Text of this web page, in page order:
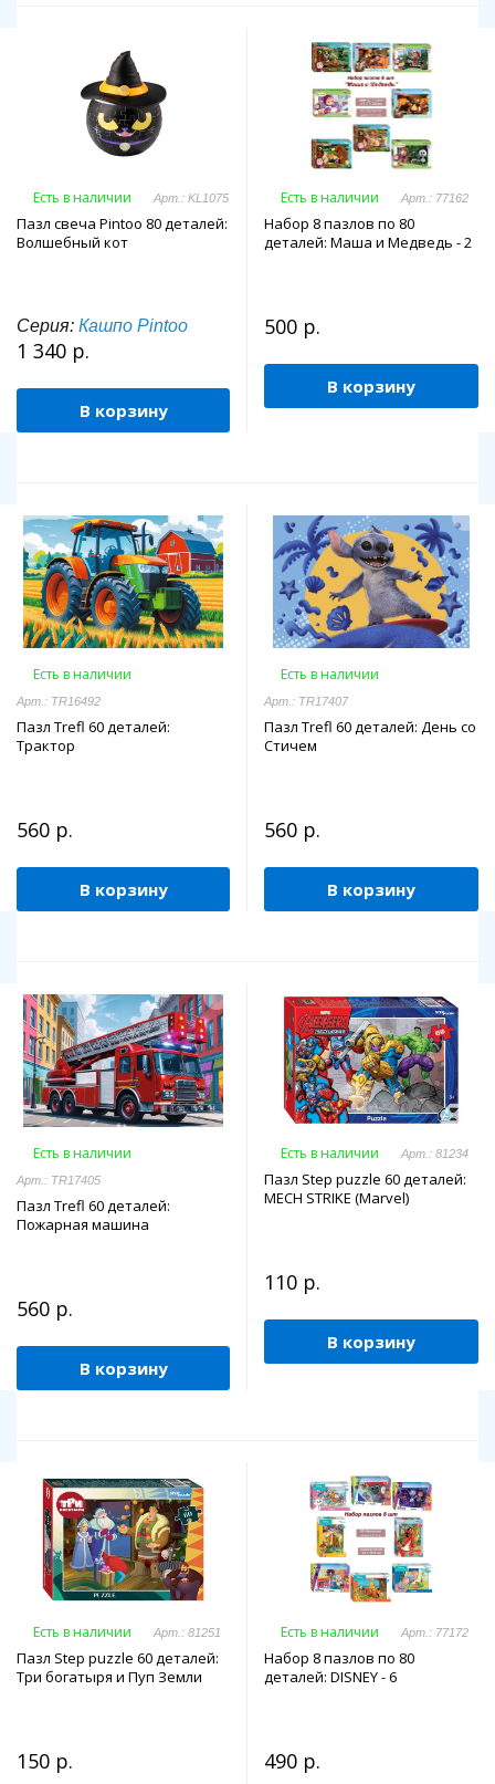
Есть в наличии Арт.: KL1075
Пазл свеча Pintoo 80 деталей:
Волшебный кот
Серия: Кашпо Pintoo
1 340 р.
В корзину
Есть в наличии Арт.: 77162
Набор 8 пазлов по 80
деталей: Маша и Медведь - 2
500 р.
В корзину
Есть в наличии
Арт.: TR16492
Пазл Trefl 60 деталей:
Трактор
560 р.
В корзину
Есть в наличии
Арт.: TR17407
Пазл Trefl 60 деталей: День со
Стичем
560 р.
В корзину
Есть в наличии
Арт.: TR17405
Пазл Trefl 60 деталей:
Пожарная машина
560 р.
В корзину
Есть в наличии Арт.: 81234
Пазл Step puzzle 60 деталей:
MECH STRIKE (Marvel)
110 р.
В корзину
Есть в наличии Арт.: 81251
Пазл Step puzzle 60 деталей:
Три богатыря и Пуп Земли
150 р.
Есть в наличии Арт.: 77172
Набор 8 пазлов по 80
деталей: DISNEY - 6
490 р.